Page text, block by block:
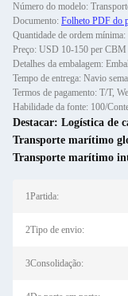
Número do modelo:
Documento: Folheto PDF do
Quantidade de ordem
Preço: USD 10-150 per CBM
Detalhes da embalagem:
Tempo de entrega: Navio
Termos de pagamento: T/T,
Habilidade da fonte: 100/
Destacar: Logística de
Transporte marítimo
Transporte marítimo
1Partida:
2Tipo de envio:
3Consolidação: